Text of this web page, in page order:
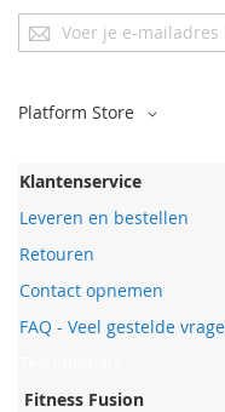
Schrijf
je
onze
Selecteer
Platform Store
Klantenservice
Leveren en bestellen
Retouren
Contact opnemen
FAQ - Veel gestelde
Fitness Fusion